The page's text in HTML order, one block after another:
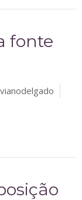
fonte